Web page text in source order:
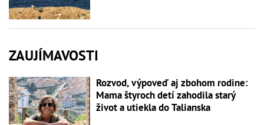
ZAUJÍMAVOSTI
Rozvod, výpoveď aj zbohom rodine:
Mama štyroch detí zahodila starý
život a utiekla do Talianska